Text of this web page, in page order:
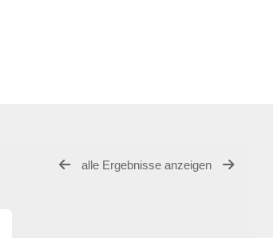
alle Ergebnisse anzeigen